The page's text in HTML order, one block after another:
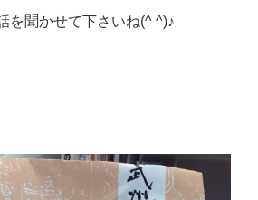
を聞かせて下さいね(^ ^)♪